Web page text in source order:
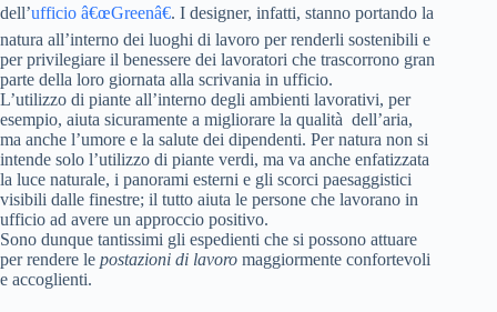
dell’ufficio â€œGreenâ€. I designer, infatti, stanno portando la
natura all’interno dei luoghi di lavoro per renderli sostenibili e
per privilegiare il benessere dei lavoratori che trascorrono gran
parte della loro giornata alla scrivania in ufficio.
L’utilizzo di piante all’interno degli ambienti lavorativi, per
esempio, aiuta sicuramente a migliorare la qualità dell’aria,
ma anche l’umore e la salute dei dipendenti. Per natura non si
intende solo l’utilizzo di piante verdi, ma va anche enfatizzata
la luce naturale, i panorami esterni e gli scorci paesaggistici
visibili dalle finestre; il tutto aiuta le persone che lavorano in
ufficio ad avere un approccio positivo.
Sono dunque tantissimi gli espedienti che si possono attuare
per rendere le postazioni di lavoro maggiormente confortevoli
e accoglienti.